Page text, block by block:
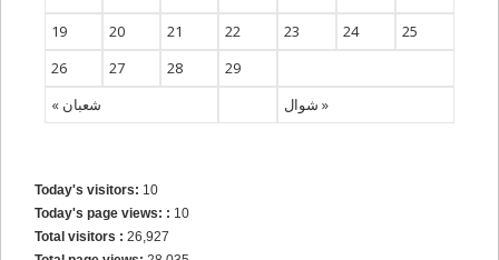
« شعبان شوال »
19
20 21 22 23 24
25
26
27 28 29
Today's visitors: 10
Today's page views: : 10
Total visitors : 26,927